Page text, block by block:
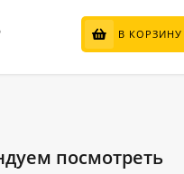
В КОРЗИНУ
посмотреть